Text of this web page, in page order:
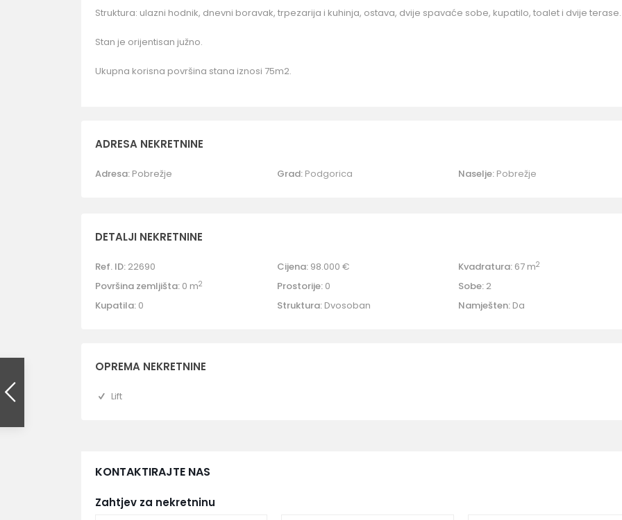
Struktura: ulazni hodnik, dnevni boravak, trpezarija i kuhinja, ostava, dvije spavaće sobe, kupatilo, toalet i dvije terase.
Stan je orijentisan južno.
Ukupna korisna površina stana iznosi 75m2.
ADRESA NEKRETNINE
Adresa: Pobrežje Grad: Podgorica Naselje: Pobrežje
DETALJI NEKRETNINE
Ref. ID: 22690 Cijena: 98.000 € Kvadratura: 67 m2
Površina zemljišta: 0 m2 Prostorije:0 Sobe: 2
Kupatila: 0 Struktura:Dvosoban Namješten: Da
OPREMA NEKRETNINE
Lift
KONTAKTIRAJTE NAS
Zahtjev za nekretninu